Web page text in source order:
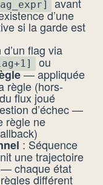
avant
d’une
si la garde est
flag via
ou
— appliquée
règle (hors-
flux joué
d’échec —
règle ne
: Séquence
une trajectoire
chaque état
différent